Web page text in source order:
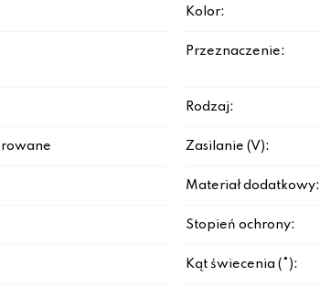
Kolor:
Przeznaczenie:
Rodzaj:
Zasilanie (V):
Materiał dodatkowy:
Stopień ochrony:
Kąt świecenia (°):